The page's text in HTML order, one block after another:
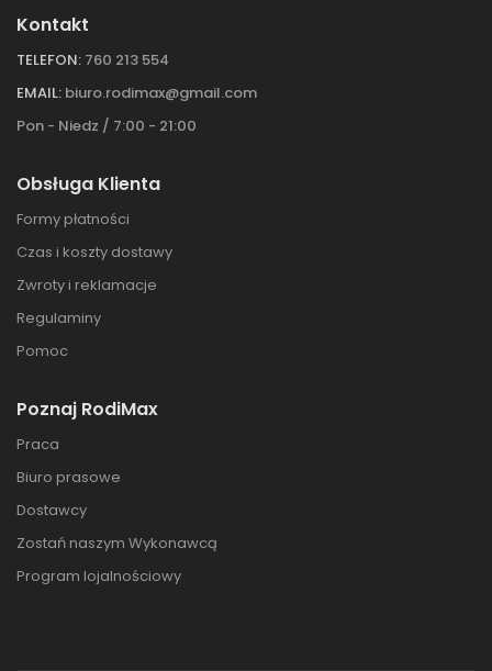
Kontakt
TELEFON: 760 213 554
EMAIL: biuro.rodimax@gmail.com
Pon - Niedz / 7:00 - 21:00
Obsługa Klienta
Formy płatności
Czas i koszty dostawy
Zwroty i reklamacje
Regulaminy
Pomoc
Poznaj RodiMax
Praca
Biuro prasowe
Dostawcy
Zostań naszym Wykonawcą
Program lojalnościowy